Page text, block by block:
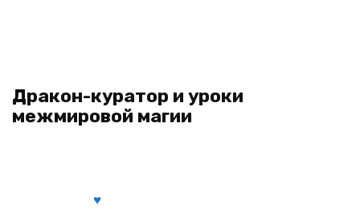
Дракон-куратор и уроки
межмировой магии